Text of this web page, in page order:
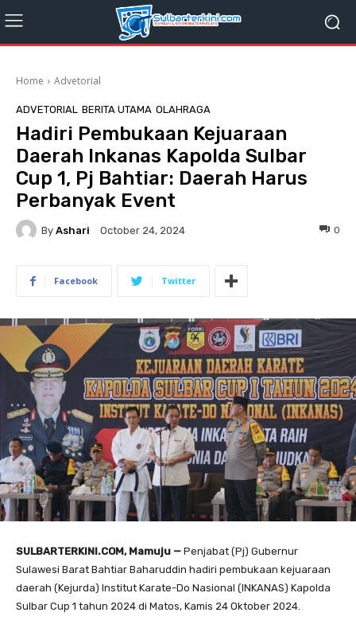
Home Advetorial
ADVETORIAL BERITA UTAMA OLAHRAGA
Hadiri Pembukaan Kejuaraan
Daerah Inkanas Kapolda Sulbar
Cup 1, Pj Bahtiar: Daerah Harus
Perbanyak Event
By Ashari October 24, 2024 0
Facebook Twitter
SULBARTERKINI.COM, Mamuju — Penjabat (Pj) Gubernur
Sulawesi Barat Bahtiar Baharuddin hadiri pembukaan kejuaraan
daerah (Kejurda) Institut Karate-Do Nasional (INKANAS) Kapolda
Sulbar Cup 1 tahun 2024 di Matos, Kamis 24 Oktober 2024.